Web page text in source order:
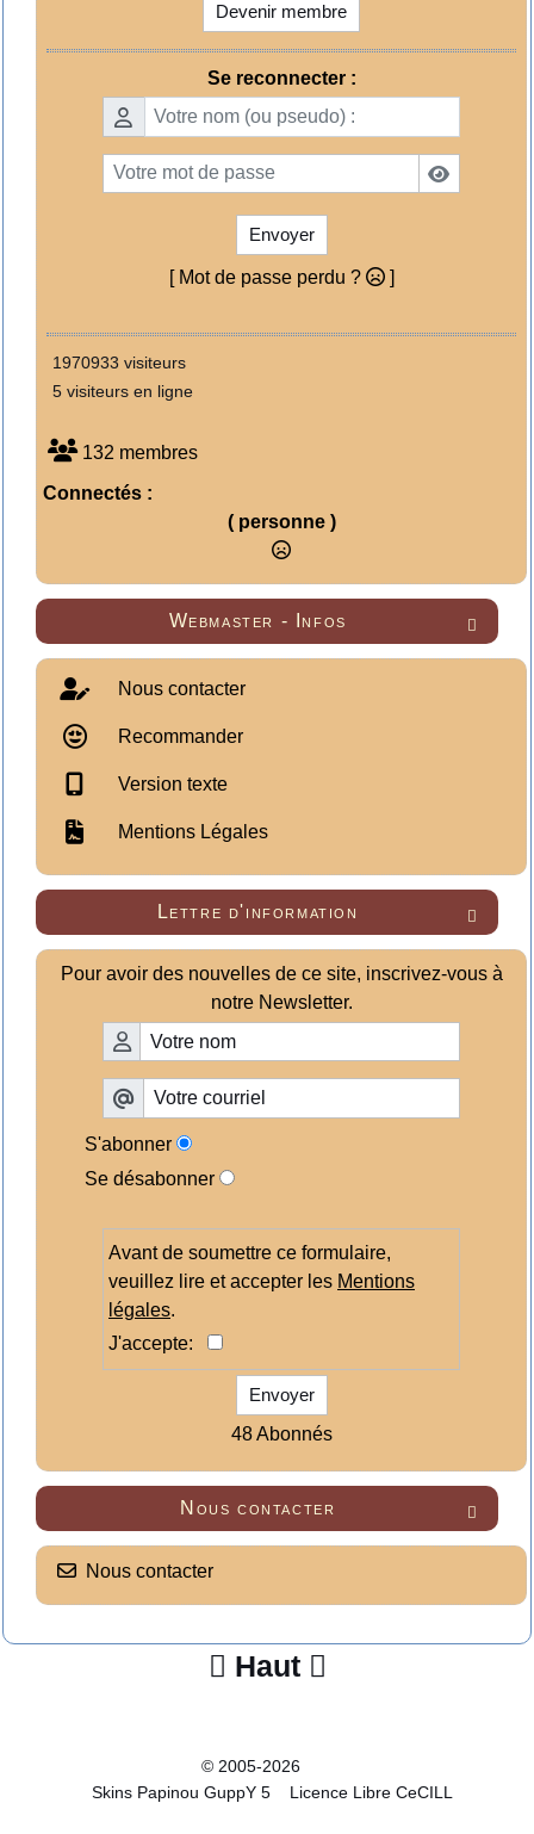
Devenir membre
Se reconnecter :
Envoyer
[ Mot de passe perdu ? ]
1970933 visiteurs
5 visiteurs en ligne
132 membres
Connectés :
( personne )

Webmaster - Infos
Nous contacter
Recommander
Version texte
Mentions Légales

Lettre d'information
Pour avoir des nouvelles de ce site, inscrivez-vous à
notre Newsletter.
S'abonner
Se désabonner
Avant de soumettre ce formulaire,
veuillez lire et accepter les Mentions
légales.
J'accepte:
Envoyer
48 Abonnés

Nous contacter
Nous contacter
 Haut 
© 2005-2026
Skins Papinou GuppY 5
Licence Libre CeCILL